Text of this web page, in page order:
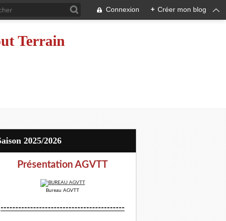
Connexion + Créer mon blog
Terrain
Saison 2025/2026
Présentation AGVTT
Bureau AGVTT
------------------------------------------